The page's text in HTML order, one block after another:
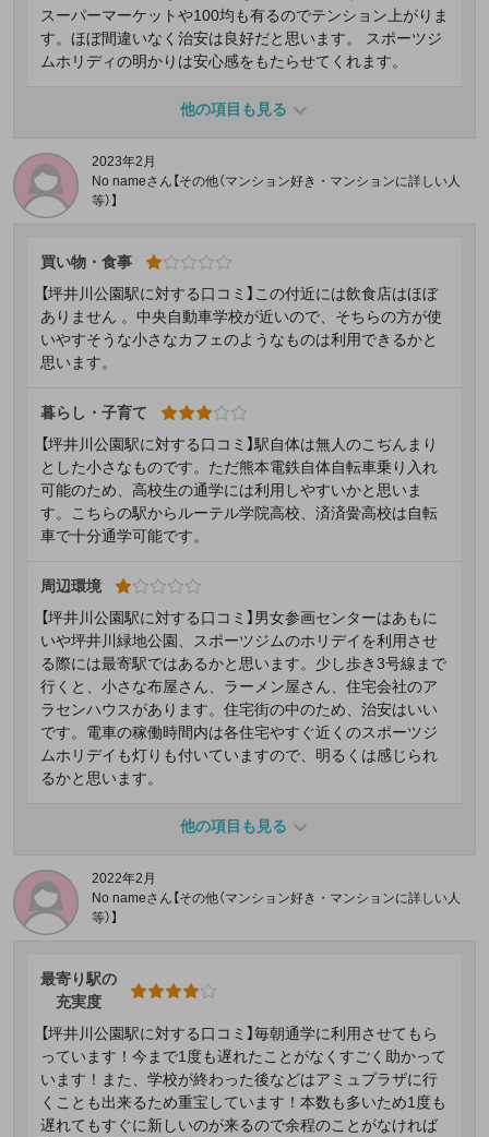
スーパーマーケットや100均も有るのでテンション上がりま
す。ほぼ間違いなく治安は良好だと思います。 スポーツジ
ムホリディの明かりは安心感をもたらせてくれます。
他の項目も見る
2023年2月
No nameさん【その他（マンション好き・マンションに詳しい人
等）】
買い物・食事
【坪井川公園駅に対する口コミ】この付近には飲食店はほぼ
ありません 。中央自動車学校が近いので、そちらの方が使
いやすそうな小さなカフェのようなものは利用できるかと
思います。
暮らし・子育て
【坪井川公園駅に対する口コミ】駅自体は無人のこぢんまり
とした小さなものです。ただ熊本電鉄自体自転車乗り入れ
可能のため、高校生の通学には利用しやすいかと思いま
す。こちらの駅からルーテル学院高校、済済黌高校は自転
車で十分通学可能です。
周辺環境
【坪井川公園駅に対する口コミ】男女参画センターはあもに
いや坪井川緑地公園、スポーツジムのホリデイを利用させ
る際には最寄駅ではあるかと思います。少し歩き3号線まで
行くと、小さな布屋さん、ラーメン屋さん、住宅会社のア
ラセンハウスがあります。住宅街の中のため、治安はいい
です。電車の稼働時間内は各住宅やすぐ近くのスポーツジ
ムホリデイも灯りも付いていますので、明るくは感じられ
るかと思います。
他の項目も見る
2022年2月
No nameさん【その他（マンション好き・マンションに詳しい人
等）】
最寄り駅の
充実度
【坪井川公園駅に対する口コミ】毎朝通学に利用させてもら
っています！今まで1度も遅れたことがなくすごく助かって
います！また、学校が終わった後などはアミュプラザに行
くことも出来るため重宝しています！本数も多いため1度も
遅れてもすぐに新しいのが来るので余程のことがなければ